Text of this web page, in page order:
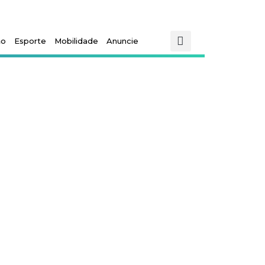
Esporte Mobilidade Anuncie